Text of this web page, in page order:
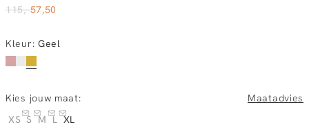
115,-57,50
Kleur: Geel
Kies jouw maat:
Maatadvies
XS S M L XL